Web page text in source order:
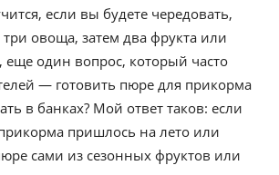
если вы будете чередовать,
овоща, затем два фрукта или
еще один вопрос, который часто
— готовить пюре для прикорма
в банках? Мой ответ таков: если
пришлось на лето или
сами из сезонных фруктов или